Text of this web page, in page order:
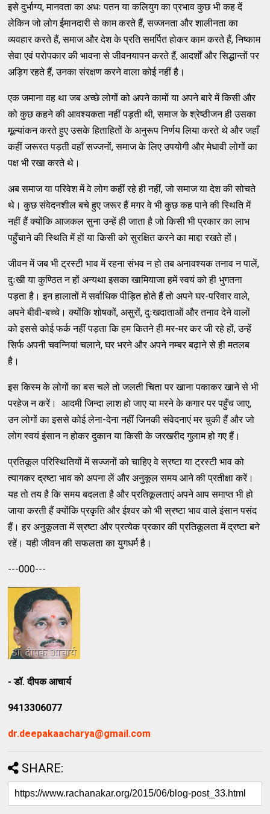
इसे दुर्भाग्य, मानवता का अधः पतन या कलियुग का प्रभाव कुछ भी कह दें
लेकिन जो लोग ईमानदारी से काम करते हैं, सज्जनता और शालीनता का
व्यवहार करते हैं, समाज और देश के प्रति समर्पित होकर काम करते हैं, निष्काम
सेवा एवं परोपकार की भावना से जीवनयापन करते हैं, आदर्शों और सिद्धान्तों पर
अड़िग रहते हैं, उनका संरक्षण करने वाला कोई नहीं है।
एक जमाना वह था जब अच्छे लोगों को अपने कामों या अपने बारे में किसी और
को कुछ कहने की आवश्यकता नहीं पड़ती थी, समाज के श्रेष्ठीजन ही उसका
मूल्यांकन करते हुए उसके हिताहितों के अनुरूप निर्णय लिया करते थे और जहाँ
कहीं जरूरत पड़ती वहाँ सज्जनों, समाज के लिए उपयोगी और मेधावी लोगों का
पक्ष भी रखा करते थे।
अब समाज या परिवेश में वे लोग कहीं रहे ही नहीं, जो समाज या देश की सोचते
थे। कुछ संवेदनशील बचे हुए जरूर हैं मगर वे भी कुछ कह पाने की स्थिति में
नहीं हैं क्योंकि आजकल सुना उन्हें ही जाता है जो किसी भी प्रकार का लाभ
पहुँचाने की स्थिति में हाें या किसी को सुरक्षित करने का माद्दा रखते हों।
जीवन में जब भी ट्रस्टी भाव में रहना संभव न हो तब अनावश्यक तनाव न पालें,
दुःखी या कुण्ठित न हों अन्यथा इसका खामियाजा हमें स्वयं को ही भुगतना
पड़ता है। इन हालातों में सर्वाधिक पीड़ित होते हैं तो अपने घर-परिवार वाले,
अपने बीवी-बच्चे। क्योंंकि शोषकों, असुरों, दुःखदाताओं और तनाव देने वालों
को इससे कोई फर्क नहीं पड़ता कि हम कितने ही मर-मर कर जी रहे हों, उन्हें
सिर्फ अपनी चवन्नियां चलाने, घर भरने और अपने नम्बर बढ़ाने से ही मतलब
है।
इस किस्म के लोगों का बस चले तो जलती चिता पर खाना पकाकर खाने से भी
परहेज न करें। आदमी जिन्दा लाश हो जाए या मरने के कगार पर पहुँच जाए,
उन लोगों का इससे कोई लेना-देना नहीं जिनकी संवेदनाएं मर चुकी हैं और जो
लोग स्वयं इंसान न होकर दुकान या किसी के जरखरीद गुलाम हो गए हैं।
प्रतिकूल परिस्थितियों में सज्जनों को चाहिए वे स्रष्टा या ट्रस्टी भाव को
त्यागकर द्रष्टा भाव को अपना लें और अनुकूल समय आने की प्रतीक्षा करें।
यह तो तय है कि समय बदलता है और प्रतिकूलताएं अपने आप समाप्त भी हो
जाया करती हैं क्योंकि प्रकृति और ईश्वर को भी स्रष्टा भाव वाले इंसान पसंद
हैं। हर अनुकूलता में स्रष्टा और प्रत्येक प्रकार की प्रतिकूलता में द्रष्टा बने
रहें। यही जीवन की सफलता का युगधर्म है।
---000---
- डॉ. दीपक आचार्य
9413306077
dr.deepakaacharya@gmail.com
SHARE: